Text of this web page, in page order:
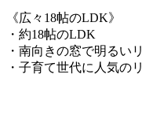
《広々18帖のLDK》
・約18帖のLDK
・南向きの窓で明るい
・子育て世代に人気の